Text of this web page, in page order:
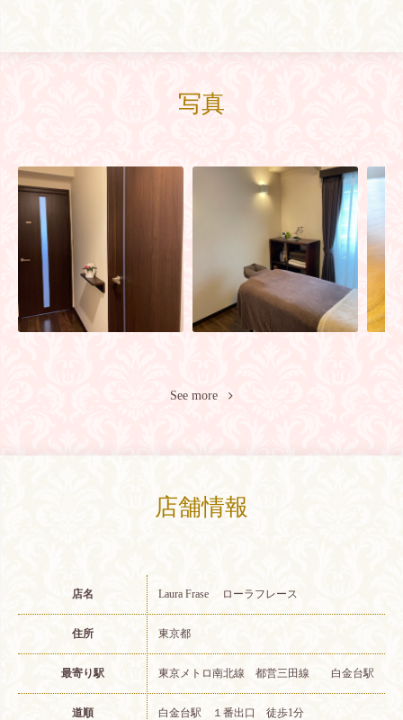
写真
See more
店舗情報
店名 Laura Frase ローラフレース
住所 東京都
最寄り駅 東京メトロ南北線 都営三田線 白金台駅
道順 白金台駅 １番出口 徒歩1分